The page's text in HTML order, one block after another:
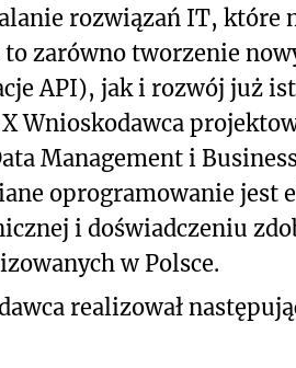
rozwiązań IT, które
zarówno tworzenie
API), jak i rozwój już
Wnioskodawca
Management i
oprogramowanie jest
i doświadczeniu
w Polsce.
realizował